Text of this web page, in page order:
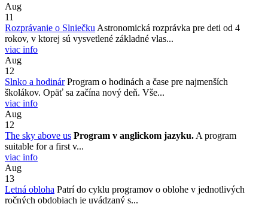
Aug
11
Rozprávanie o Slniečku Astronomická rozprávka pre deti od 4
rokov, v ktorej sú vysvetlené základné vlas...
viac info
Aug
12
Slnko a hodinárProgram o hodinách a čase pre najmenších
školákov. Opäť sa začína nový deň. Vše...
viac info
Aug
12
The sky above us Program v anglickom jazyku. A program
suitable for a first v...
viac info
Aug
13
Letná obloha Patrí do cyklu programov o oblohe v jednotlivých
ročných obdobiach je uvádzaný s...